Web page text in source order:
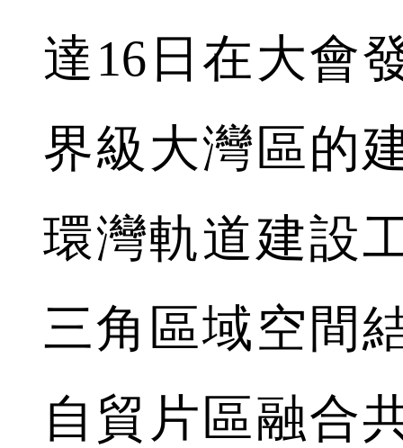
達16日在大會
界級大灣區的
環灣軌道建設
三角區域空間
自貿片區融合